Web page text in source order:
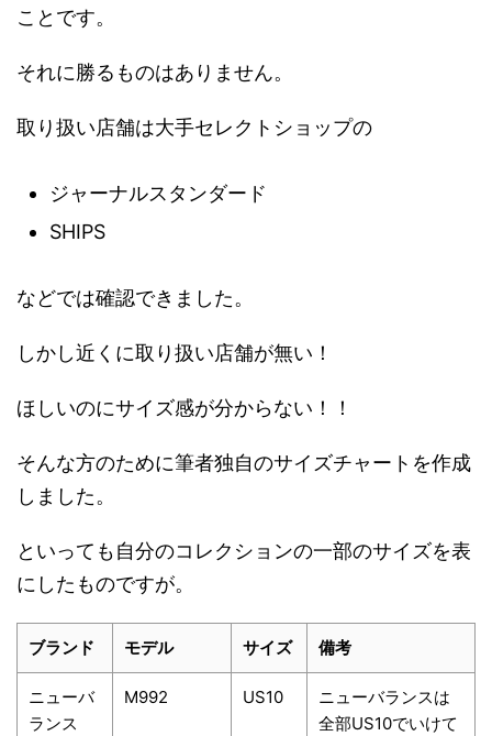
ことです。
それに勝るものはありません。
取り扱い店舗は大手セレクトショップの
ジャーナルスタンダード
SHIPS
などでは確認できました。
しかし近くに取り扱い店舗が無い！
ほしいのにサイズ感が分からない！！
そんな方のために筆者独自のサイズチャートを作成
しました。
といっても自分のコレクションの一部のサイズを表
にしたものですが。
ブランド モデル サイズ 備考
ニューバ
ランス
M992 US10
ニューバランスは
全部US10でいけて